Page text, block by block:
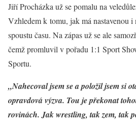
Jiří Procházka už se pomalu na
Vzhledem k tomu, jak má nastavenou i
spoustu času. Na zápas už se ale
čemž promluvil v pořadu 1:1 Sport
Sportu.
„Nahecoval jsem se a položil jsem si
opravdová výzva. Tou je překonat
rovinách. Jak wrestling, tak zem, tak